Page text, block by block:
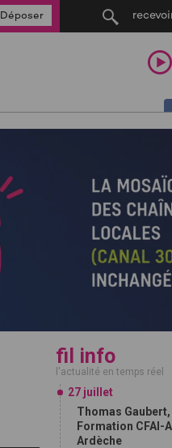
Déposer
fil info
l'actualité en temps réel
27 juillet
Thomas
Formation CFAI-
Ardèche